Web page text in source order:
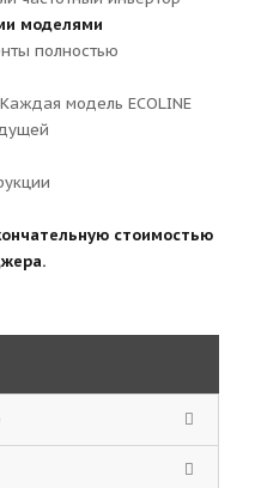
моделями
полностью
модель ECOLINE
стоимостью